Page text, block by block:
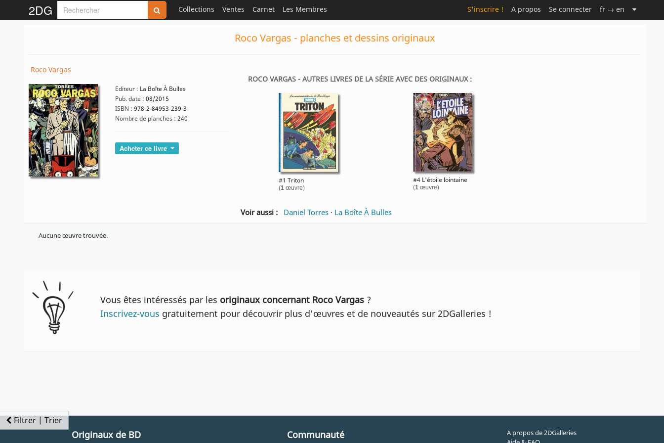
2DG Collections Ventes Carnet Les Membres S'inscrire ! A propos Se connecter fr → en
Roco Vargas - planches et dessins originaux
Roco Vargas
Editeur : La Boîte À Bulles
Pub. date : 08/2015
ISBN : 978-2-84953-239-3
Nombre de planches : 240
Acheter ce livre
ROCO VARGAS - AUTRES LIVRES DE LA SÉRIE AVEC DES ORIGINAUX :
#1 Triton
(1œuvre)
#4 L'étoile lointaine
(1 œuvre)
Voir aussi : Daniel Torres · La Boîte À Bulles
Filtrer | Trier
Aucune œuvre trouvée.
Vous êtes intéressés par les originaux concernant Roco Vargas ?
Inscrivez-vous gratuitement pour découvrir plus d’œuvres et de nouveautés sur 2DGalleries !
Originaux de BD Communauté
A propos de 2DGalleries